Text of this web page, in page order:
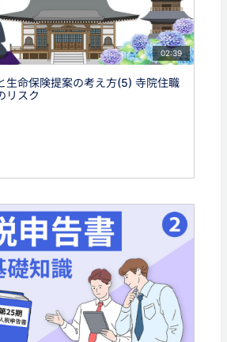
02:39
生命保険提案の考え方(5) 寺院住職
リスク